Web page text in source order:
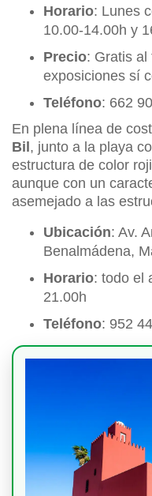
Horario: Lunes
10.00-14.00h y
Precio: Gratis al
exposiciones sí
Teléfono: 662
En plena línea de
Bil , junto a la playa
estructura de color
aunque con un
asemejado a las
Ubicación: Av.
Benalmádena,
Horario: todo el
21.00h
Teléfono: 952